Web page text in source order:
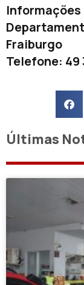
Fraiburgo
Telefone: 49
Últimas